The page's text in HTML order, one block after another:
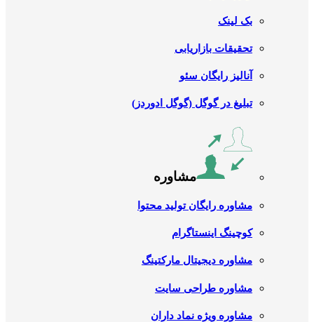
بک لینک
تحقیقات بازاریابی
آنالیز رایگان سئو
تبلیغ در گوگل (گوگل ادوردز)
مشاوره
مشاوره رایگان تولید محتوا
کوچینگ اینستاگرام
مشاوره دیجیتال مارکتینگ
مشاوره طراحی سایت
مشاوره ویژه نماد داران